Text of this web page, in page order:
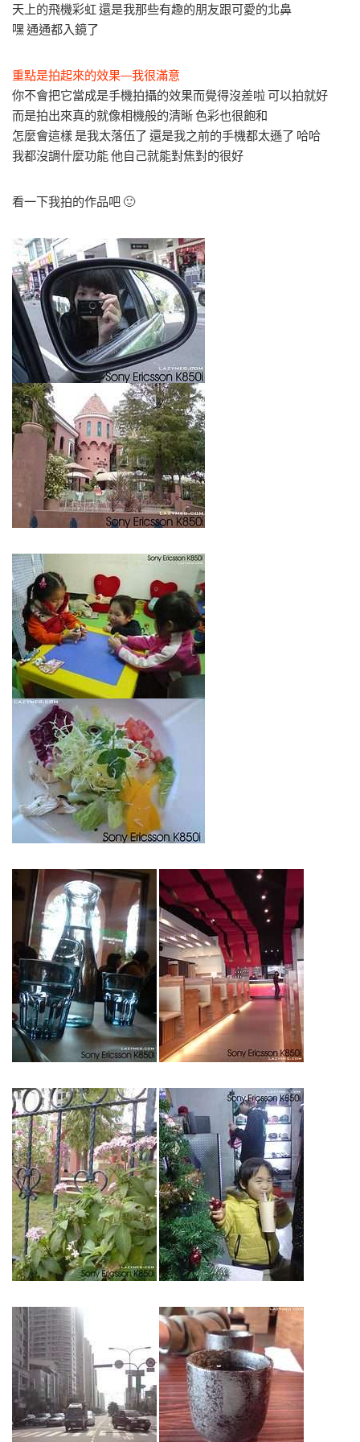
天上的飛機彩虹 還是我那些有趣的朋友跟可愛的北鼻
嘿 通通都入鏡了
重點是拍起來的效果—我很滿意
你不會把它當成是手機拍攝的效果而覺得沒差啦 可以拍就好
而是拍出來真的就像相機般的清晰 色彩也很飽和
怎麼會這樣 是我太落伍了 還是我之前的手機都太遜了 哈哈
我都沒調什麼功能 他自己就能對焦對的很好
看一下我拍的作品吧 🙂